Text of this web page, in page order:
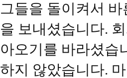
그들을 돌이켜서
을 보내셨습니다.
아오기를 바라셨습
하지 않았습니다.